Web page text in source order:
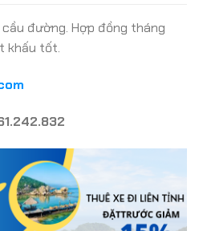
đường. Hợp đồng tháng
khấu tốt.